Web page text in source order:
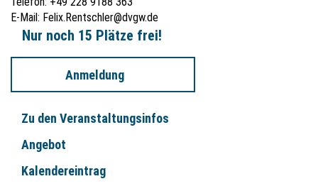
E-Mail: Felix.Rentschler@dvgw.de
Nur noch 15 Plätze frei!
Anmeldung
Zu den Veranstaltungsinfos
Angebot
Kalendereintrag